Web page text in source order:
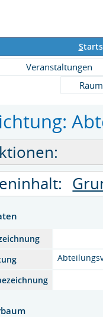
S
Veranstaltungen